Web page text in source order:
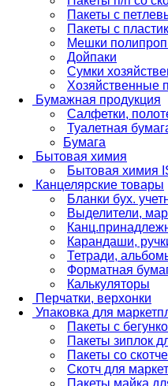
Пакеты с
Пакеты с
Мешки
Дойпаки
Сумки
Хозяйственные
Бумажная продукция
Салфетки,
Туалетная
Бумага
Бытовая химия
Бытовая химия
Канцелярские товары
Бланки бух.
Выделители,
Карандаши,
Тетради,
Форматная
Калькуляторы
Перчатки, верхонки
Упаковка для
Пакеты с
Пакеты зиплок
Пакеты со
Скотч для